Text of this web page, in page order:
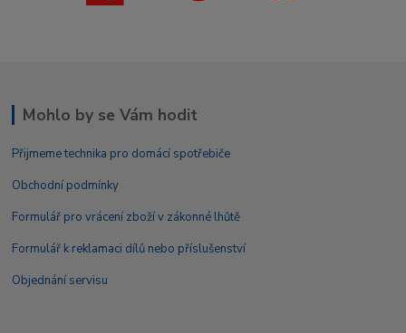
Mohlo by se Vám hodit
Přijmeme technika pro domácí spotřebiče
Obchodní podmínky
Formulář pro vrácení zboží v zákonné lhůtě
Formulář k reklamaci dílů nebo příslušenství
Objednání servisu